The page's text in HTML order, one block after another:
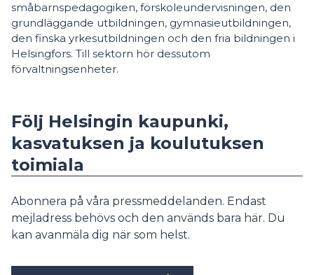
småbarnspedagogiken, förskoleundervisningen, den
grundläggande utbildningen, gymnasieutbildningen,
den finska yrkesutbildningen och den fria bildningen i
Helsingfors. Till sektorn hör dessutom
förvaltningsenheter.
Följ Helsingin kaupunki,
kasvatuksen ja koulutuksen
toimiala
Abonnera på våra pressmeddelanden. Endast
mejladress behövs och den används bara här. Du
kan avanmäla dig när som helst.